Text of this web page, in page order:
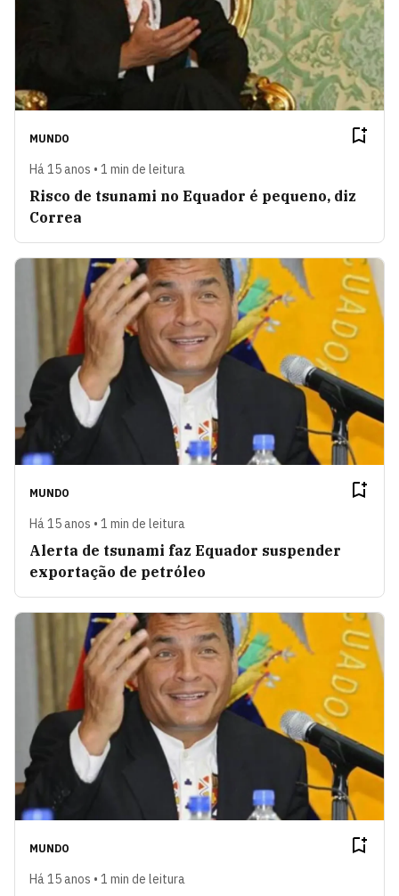
MUNDO
Há 15 anos • 1 min de leitura
Risco de tsunami no Equador é pequeno, diz
Correa
MUNDO
Há 15 anos • 1 min de leitura
Alerta de tsunami faz Equador suspender
exportação de petróleo
MUNDO
Há 15 anos • 1 min de leitura